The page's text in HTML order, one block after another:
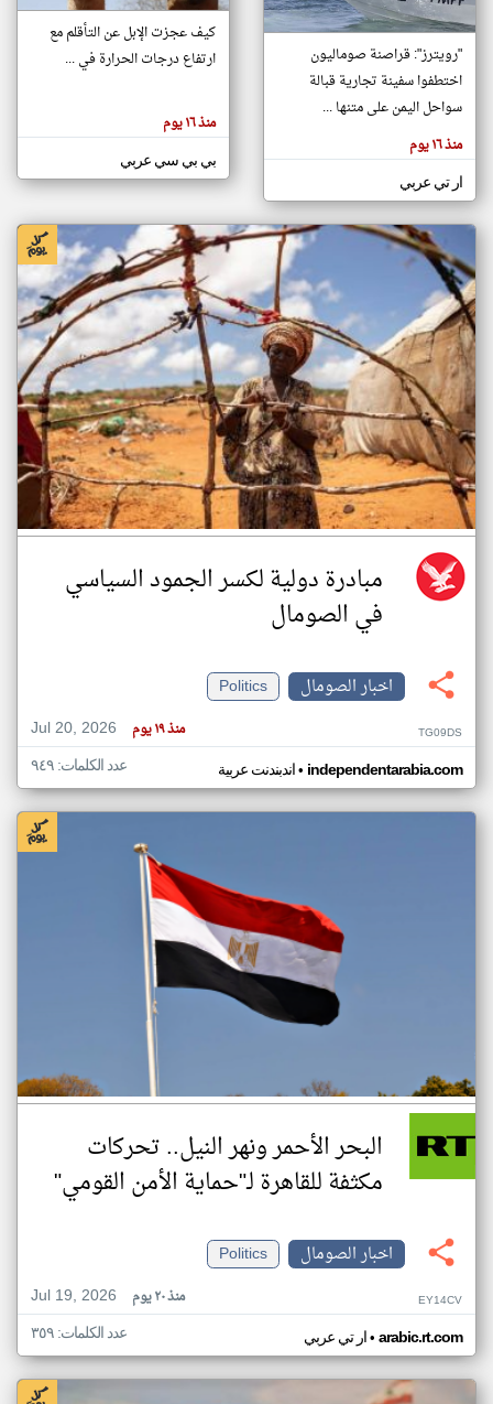
اخبار الصومال على مدار الساعة
أهم اخبار الصومال العاجلة والمباشرة
المقالات
هنا عن
وجهة
نظر
كاتبيها.
"رويترز": قراصنة صوماليون
اختطفوا سفينة تجارية قبالة
سواحل اليمن على متنها ...
منذ ١٦ يوم
ار تي عربي
كيف عجزت الإبل عن التأقلم مع
ارتفاع درجات الحرارة في ...
منذ ١٦ يوم
بي بي سي عربي
مبادرة دولية لكسر الجمود السياسي
في الصومال
اخبار الصومال
Politics
Jul 20, 2026
منذ ١٩ يوم TG09DS
اندبندنت عربية• independentarabia.com عدد الكلمات: ٩٤٩
البحر الأحمر ونهر النيل.. تحركات
مكثفة للقاهرة لـ"حماية الأمن القومي"
اخبار الصومال
Politics
Jul 19, 2026
منذ ٢٠ يوم EY14CV
ار تي عربي• arabic.rt.com عدد الكلمات: ٣٥٩
klyoum.com